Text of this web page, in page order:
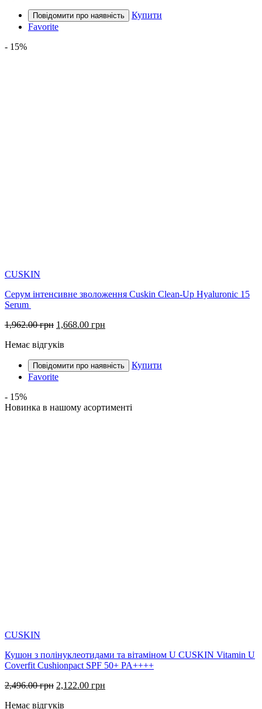
Купити
Favorite
- 15%
CUSKIN
Серум інтенсивне зволоження Cuskin Clean-Up Hyaluronic 15
Serum
1,962.00грн Оригінальна
1,962.00 грн.
1,668.00 грн
Немає відгуків
Купити
Favorite
- 15%
Новинка в нашому асортименті
CUSKIN
Кушон з полінуклеотидами та вітаміном U CUSKIN Vitamin U
Coverfit Cushionpact SPF 50+ PA++++
2,496.00грн Оригінальна
2,496.00 грн.
2,122.00 грн
Немає відгуків